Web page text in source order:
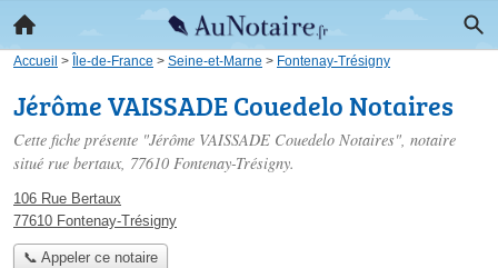
Accueil > Île-de-France > Seine-et-Marne > Fontenay-Trésigny
Jérôme VAISSADE Couedelo Notaires
Cette fiche présente "Jérôme VAISSADE Couedelo Notaires", notaire
situé rue bertaux, 77610 Fontenay-Trésigny.
106 Rue Bertaux
77610 Fontenay-Trésigny
📞 Appeler ce notaire